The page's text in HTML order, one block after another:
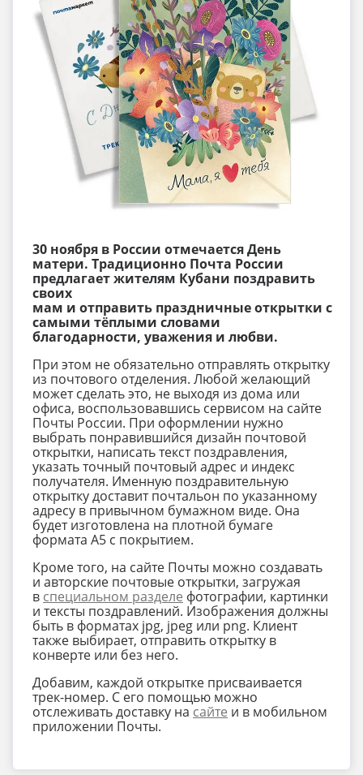
30 ноября в России отмечается День
матери. Традиционно Почта России
предлагает жителям Кубани поздравить
своих
мам и отправить праздничныеоткрытки с
самыми тёплыми словами
благодарности, уважения и любви.
При этом не обязательно отправлять открытку
из почтового отделения. Любой желающий
может сделать это, не выходя из дома или
офиса, воспользовавшись сервисом на сайте
Почты России. При оформлении нужно
выбрать понравившийся дизайн почтовой
открытки, написать текст поздравления,
указать точный почтовый адрес и индекс
получателя. Именную поздравительную
открытку доставит почтальон по указанному
адресу в привычном бумажном виде. Она
будет изготовлена на плотной бумаге
формата А5 с покрытием.
Кроме того, на сайте Почты можно создавать
и авторские почтовые открытки, загружая
в специальном разделе фотографии, картинки
и тексты поздравлений. Изображения должны
быть в форматах jpg, jpeg или png. Клиент
также выбирает, отправить открытку в
конверте или без него.
Добавим, каждой открытке присваивается
трек-номер. С его помощью можно
отслеживать доставку на сайте и в мобильном
приложении Почты.